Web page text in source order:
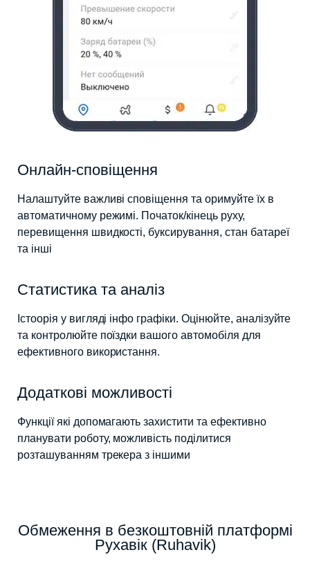
Онлайн-сповіщення
Налаштуйте важливі сповіщення та оримуйте їх в
автоматичному режимі. Початок/кінець руху,
перевищення швидкості, буксирування, стан батареї
та інші
Статистика та аналіз
Істоорія у вигляді інфо графіки. Оцінюйте, аналізуйте
та контролюйте поїздки вашого автомобіля для
ефективного використання.
Додаткові можливості
Функції які допомагають захистити та ефективно
планувати роботу, можливість поділитися
розташуванням трекера з іншими
Обмеження в безкоштовній платформі
Рухавік (Ruhavik)​